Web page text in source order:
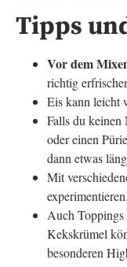
Tipps
Vor dem
richtig
Eis kann leicht
Falls du keinen
oder einen
dann etwas
Mit
experimentieren.
Auch Toppings
Kekskrümel
besonderen